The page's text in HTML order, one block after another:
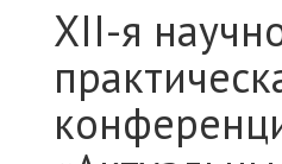
XII-я